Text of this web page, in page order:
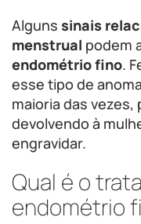
Alguns sinais
menstrual podem
endométrio fino.
esse tipo de
maioria das
devolvendo à
engravidar.
Qual é o
endométrio